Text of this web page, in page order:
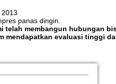
panas dingin.
telah membangun hubungan
mendapatkan evaluasi tinggi